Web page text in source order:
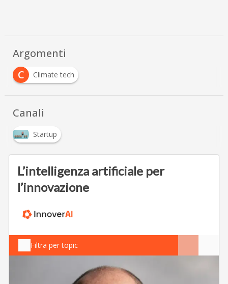
Argomenti
C
Climate tech
Canali
Startup
L’intelligenza artificiale per
l’innovazione
Filtra per topic